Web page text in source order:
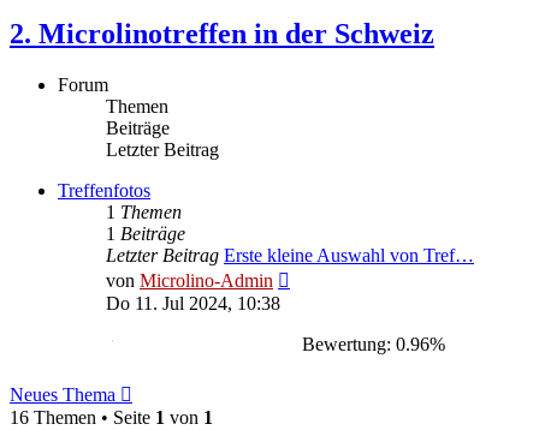
2. Microlinotreffen in der Schweiz
Forum
Themen
Beiträge
Letzter Beitrag
Treffenfotos
1 Themen
1 Beiträge
Letzter Beitrag Erste kleine Auswahl von Tref…
von Microlino-Admin
Do 11. Jul 2024, 10:38
Bewertung: 0.96%
Neues Thema
16 Themen • Seite 1 von 1